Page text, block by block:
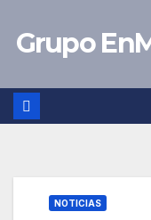
Grupo
NOTICIAS